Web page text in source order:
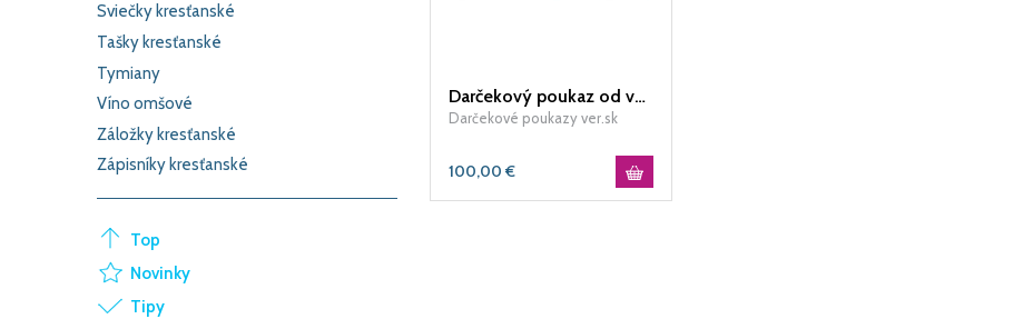
Sviečky kresťanské
Tašky kresťanské
Tymiany
Víno omšové
Záložky kresťanské
Zápisníky kresťanské
Top
Novinky
Tipy
Darčekový poukaz od ver.sk v hodnote 100 EUR
Darčekové poukazy ver.sk
100,00 €